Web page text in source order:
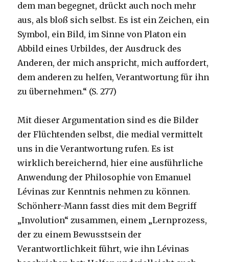
dem man begegnet, drückt auch noch mehr
aus, als bloß sich selbst. Es ist ein Zeichen, ein
Symbol, ein Bild, im Sinne von Platon ein
Abbild eines Urbildes, der Ausdruck des
Anderen, der mich anspricht, mich auffordert,
dem anderen zu helfen, Verantwortung für ihn
zu übernehmen.“ (S. 277)
Mit dieser Argumentation sind es die Bilder
der Flüchtenden selbst, die medial vermittelt
uns in die Verantwortung rufen. Es ist
wirklich bereichernd, hier eine ausführliche
Anwendung der Philosophie von Emanuel
Lévinas zur Kenntnis nehmen zu können.
Schönherr-Mann fasst dies mit dem Begriff
„Involution“ zusammen, einem „Lernprozess,
der zu einem Bewusstsein der
Verantwortlichkeit führt, wie ihn Lévinas